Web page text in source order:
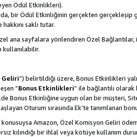
Ödül Etkinlikleri).
bir Ödül Etkinliğinin gerçekten gerçekleşip
saklı tutar.
ana sayfalara yönlendiren Özel
kullanılabilir.
Geliri”) belirtildiği üzere, Bonus Etkinlikleri
“Bonus Etkinlikleri” ile bağlantılı olarak
Bonus Etkinliğine uygun olan bir müşteri,
Oturum sırasında Ek’te tanımlanan
Amazon, Özel Komisyon Geliri
kılındığı bir ihlal veya kötüye kullanım